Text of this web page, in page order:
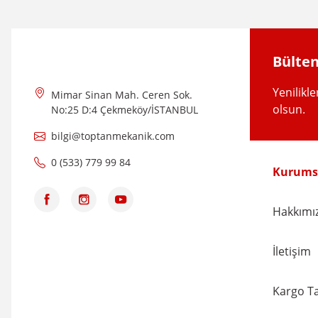
Mimar Sinan Mah. Ceren Sok.
No:25 D:4 Çekmeköy/İSTANBUL
bilgi@toptanmekanik.com
0 (533) 779 99 84
olsun.
İletişim
Kargo